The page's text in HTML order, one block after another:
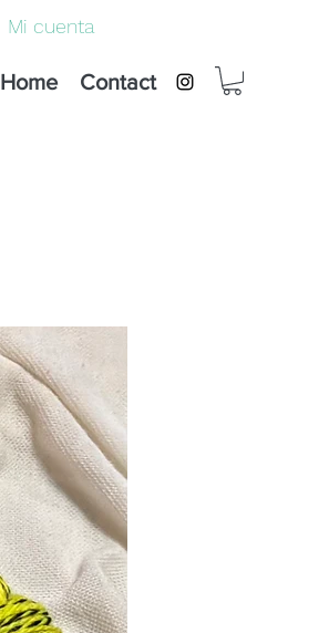
Home Contact
Mi cuenta